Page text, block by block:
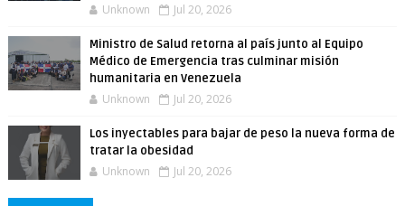
Unknown Jul 20, 2026
Ministro de Salud retorna al país junto al Equipo
Médico de Emergencia tras culminar misión
humanitaria en Venezuela
Unknown Jul 20, 2026
Los inyectables para bajar de peso la nueva forma de
tratar la obesidad
Unknown Jul 20, 2026